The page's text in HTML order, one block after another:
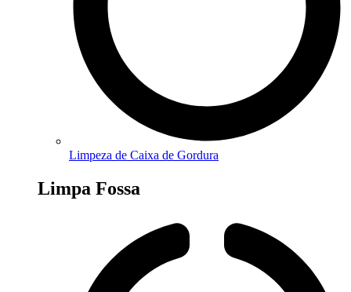
Limpeza de Caixa de Gordura
Limpa Fossa